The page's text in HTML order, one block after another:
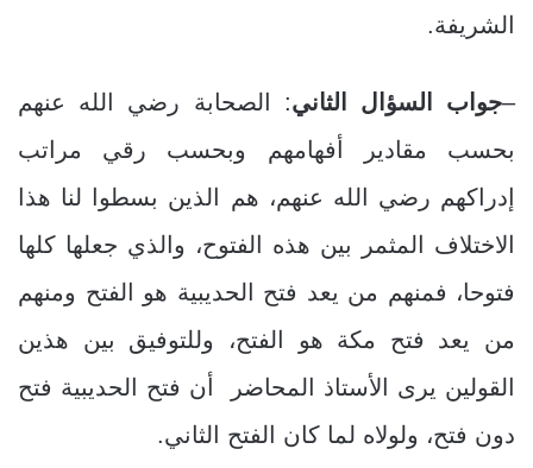
الشريفة.
–جواب السؤال الثاني: الصحابة رضي الله عنهم
بحسب مقادير أفهامهم وبحسب رقي مراتب
إدراكهم رضي الله عنهم، هم الذين بسطوا لنا هذا
الاختلاف المثمر بين هذه الفتوح، والذي جعلها كلها
فتوحا، فمنهم من يعد فتح الحديبية هو الفتح ومنهم
من يعد فتح مكة هو الفتح، وللتوفيق بين هذين
القولين يرى الأستاذ المحاضر أن فتح الحديبية فتح
دون فتح، ولولاه لما كان الفتح الثاني.